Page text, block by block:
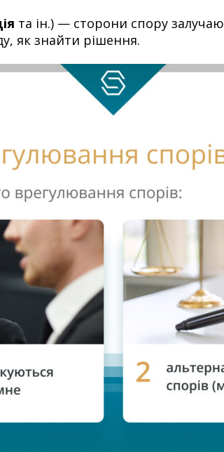
та ін.) — сторони спору
як знайти рішення.